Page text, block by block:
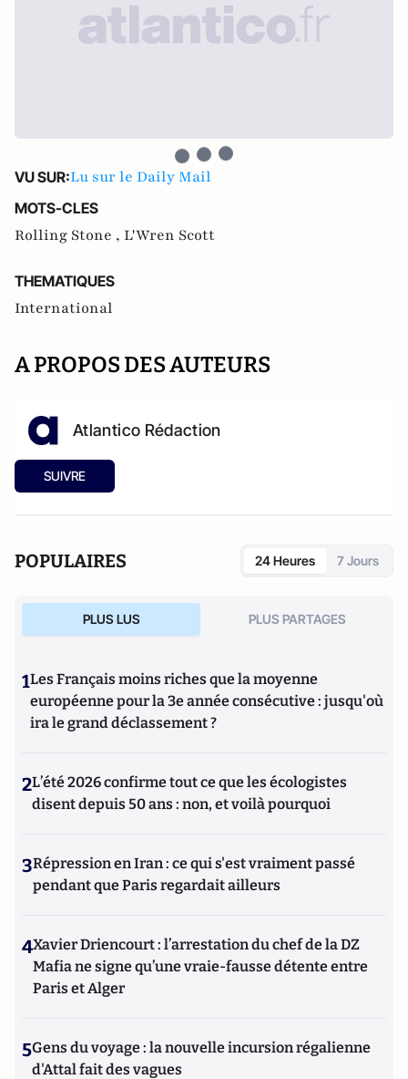
VU SUR:Lu sur le Daily Mail
MOTS-CLES
Rolling Stone , L'Wren Scott
THEMATIQUES
International
A PROPOS DES AUTEURS
Atlantico Rédaction
SUIVRE
POPULAIRES 24 Heures 7 Jours
PLUS LUS PLUS PARTAGES
1Les Français moins riches que la moyenne
européenne pour la 3e année consécutive : jusqu'où
ira le grand déclassement ?
2L’été 2026 confirme tout ce que les écologistes
disent depuis 50 ans : non, et voilà pourquoi
3Répression en Iran : ce qui s'est vraiment passé
pendant que Paris regardait ailleurs
4Xavier Driencourt : l’arrestation du chef de la DZ
Mafia ne signe qu’une vraie-fausse détente entre
Paris et Alger
5Gens du voyage : la nouvelle incursion régalienne
d'Attal fait des vagues